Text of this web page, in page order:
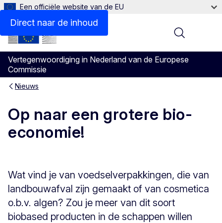
Direct naar de inhoud
Een officiële website van de EU
Vertegenwoordiging in Nederland van de Europese
Commissie
Menu
Nieuws
Op naar een grotere bio-
economie!
Wat vind je van voedselverpakkingen, die van
landbouwafval zijn gemaakt of van cosmetica
o.b.v. algen? Zou je meer van dit soort
biobased producten in de schappen willen